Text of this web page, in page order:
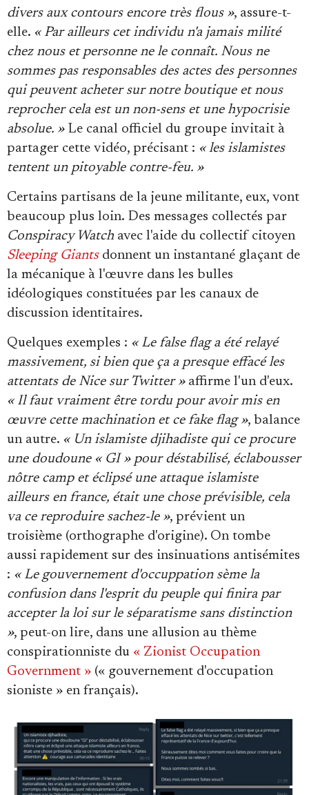
divers aux contours encore très flous », assure-t-
elle. « Par ailleurs cet individu n'a jamais milité
chez nous et personne ne le connaît. Nous ne
sommes pas responsables des actes des personnes
qui peuvent acheter sur notre boutique et nous
reprocher cela est un non-sens et une hypocrisie
absolue. » Le canal officiel du groupe invitait à
partager cette vidéo, précisant : « les islamistes
tentent un pitoyable contre-feu. »
Certains partisans de la jeune militante, eux, vont
beaucoup plus loin. Des messages collectés par
Conspiracy Watch avec l'aide du collectif citoyen
Sleeping Giantsdonnent un instantané glaçant de
la mécanique à l'œuvre dans les bulles
idéologiques constituées par les canaux de
discussion identitaires.
Quelques exemples : « Le false flag a été relayé
massivement, si bien que ça a presque effacé les
attentats de Nice sur Twitter »affirme l'un d'eux.
« Il faut vraiment être tordu pour avoir mis en
œuvre cette machination et ce fake flag », balance
un autre. « Un islamiste djihadiste qui ce procure
une doudoune « GI » pour déstabilisé, éclabousser
nôtre camp et éclipsé une attaque islamiste
ailleurs en france, était une chose prévisible, cela
va ce reproduire sachez-le », prévient un
troisième (orthographe d'origine). On tombe
aussi rapidement sur des insinuations antisémites
: « Le gouvernement d'occuppation sème la
confusion dans l'esprit du peuple qui finira par
accepter la loi sur le séparatisme sans distinction
», peut-on lire, dans une allusion au thème
conspirationniste du « Zionist Occupation
Government » (« gouvernement d'occupation
sioniste » en français).